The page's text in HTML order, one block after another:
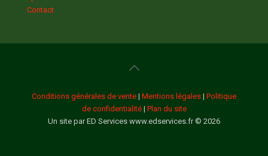
Contact
Conditions générales de vente | Mentions légales | Politique
de confidentialité| Plan du site
Un site par ED Services www.edservices.fr © 2026